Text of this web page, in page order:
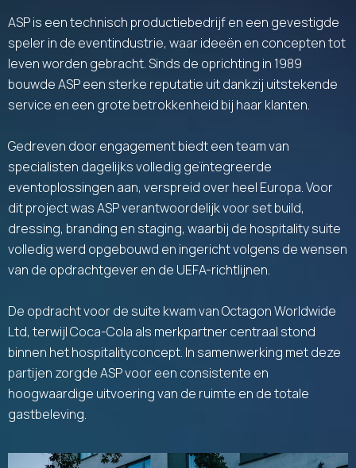
ASP is een technisch productiebedrijf en een gevestigde
speler in de eventindustrie, waar ideeën en concepten tot
leven worden gebracht. Sinds de oprichting in 1989
bouwde ASP een sterke reputatie uit dankzij uitstekende
service en een grote betrokkenheid bij haar klanten.
Gedreven door engagement biedt een team van
specialisten dagelijks volledig geïntegreerde
eventoplossingen aan, verspreid over heel Europa. Voor
dit project was ASP verantwoordelijk voor set build,
dressing, branding en staging, waarbij de hospitality suite
volledig werd opgebouwd en ingericht volgens de wensen
van de opdrachtgever en de UEFA-richtlijnen.
De opdracht voor de suite kwam van Octagon Worldwide
Ltd, terwijl Coca-Cola als merkpartner centraal stond
binnen het hospitalityconcept. In samenwerking met deze
partijen zorgde ASP voor een consistente en
hoogwaardige uitvoering van de ruimte en de totale
gastbeleving.